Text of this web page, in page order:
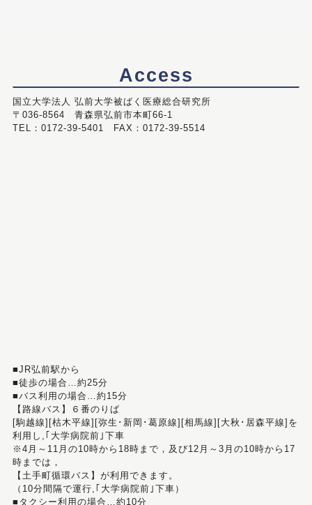
Access
国立大学法人 弘前大学被ばく医療総合研究所
〒036-8564 青森県弘前市本町66-1
TEL：0172-39-5401 FAX：0172-39-5514
■JR弘前駅から
■徒歩の場合…約25分
■バス利用の場合…約15分
【路線バス】６番のりば
[駒越線][枯木平線][弥生･新岡･葛原線][相馬線][大秋･居森平線]を
利用し,｢大学病院前｣下車
※4月～11月の10時から18時まで，及び12月～3月の10時から17
時までは，
【土手町循環バス】が利用できます。
（10分間隔で運行,｢大学病院前｣下車）
■タクシー利用の場合…約10分